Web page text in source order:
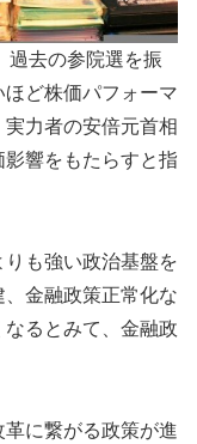
過去の参院選を振
ど株価パフォーマ
力者の安倍元首相
響をもたらすと指
も強い政治基盤を
金融政策正常化な
るとみて、金融政
に繋がる政策が進